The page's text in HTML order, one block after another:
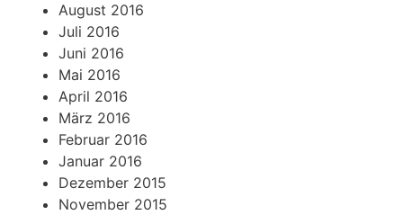
August 2016
Juli 2016
Juni 2016
Mai 2016
April 2016
März 2016
Februar 2016
Januar 2016
Dezember 2015
November 2015